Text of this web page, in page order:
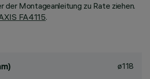
der Montageanleitung zu Rate ziehen.
FA4115.
ø118